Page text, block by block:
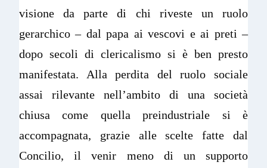
visione da parte di chi riveste un ruolo
gerarchico – dal papa ai vescovi e ai preti –
dopo secoli di clericalismo si è ben presto
manifestata. Alla perdita del ruolo sociale
assai rilevante nell’ambito di una società
chiusa come quella preindustriale si è
accompagnata, grazie alle scelte fatte dal
Concilio, il venir meno di un supporto